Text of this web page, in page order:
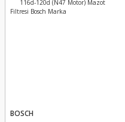
BOSCH